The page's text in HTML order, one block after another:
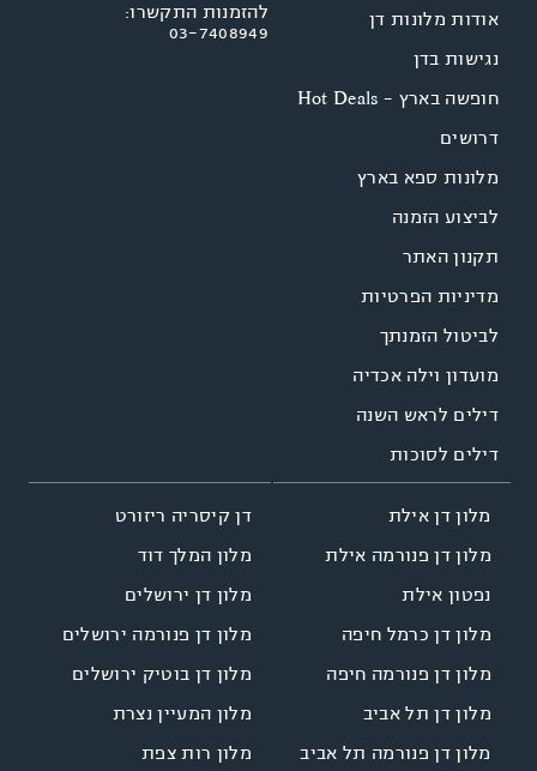
אודות מלונות דן
נגישות בדן
חופשה בארץ - Hot Deals
דרושים
מלונות ספא בארץ
לביצוע הזמנה
תקנון האתר
מדיניות הפרטיות
לביטול הזמנתך
מועדון וילה אכדיה
דילים לראש השנה
דילים לסוכות
מלון דן אילת
מלון דן פנורמה אילת
נפטון אילת
מלון דן כרמל חיפה
מלון דן פנורמה חיפה
מלון דן תל אביב
מלון דן פנורמה תל אביב
דן קיסריה ריזורט
מלון המלך דוד
מלון דן ירושלים
מלון דן פנורמה ירושלים
מלון דן בוטיק ירושלים
מלון המעיין נצרת
מלון רות צפת
להזמנות התקשרו:
03-7408949